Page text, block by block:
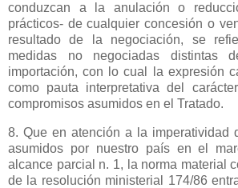
conduzcan a la anulación o
prácticos- de cualquier concesión o
resultado de la negociación, se
medidas no negociadas distintas
importación, con lo cual la expresión
como pauta interpretativa del
compromisos asumidos en el Tratado.
8. Que en atención a la imperatividad
asumidos por nuestro país en el
alcance parcial n. 1, la norma material
de la resolución ministerial 174/86